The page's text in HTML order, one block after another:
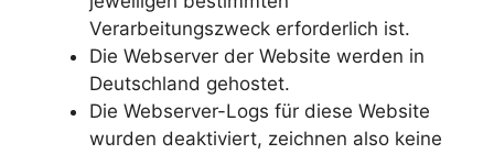
Verarbeitungszweck erforderlich ist.
Die Webserver der Website werden in
Deutschland gehostet.
Die Webserver-Logs für diese Website
wurden deaktiviert, zeichnen also keine